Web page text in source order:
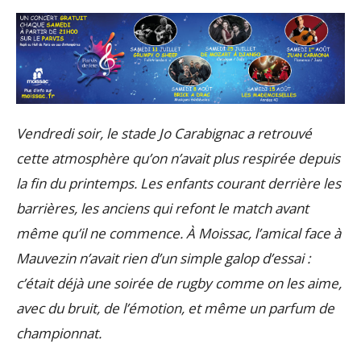
Vendredi soir, le stade Jo Carabignac a retrouvé
cette atmosphère qu’on n’avait plus respirée depuis
la fin du printemps. Les enfants courant derrière les
barrières, les anciens qui refont le match avant
même qu’il ne commence. À Moissac, l’amical face à
Mauvezin n’avait rien d’un simple galop d’essai :
c’était déjà une soirée de rugby comme on les aime,
avec du bruit, de l’émotion, et même un parfum de
championnat.